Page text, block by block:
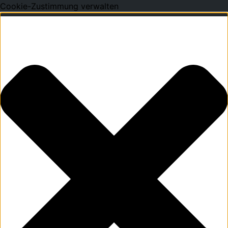
Cookie-Zustimmung verwalten